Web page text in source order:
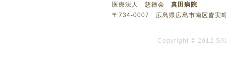
医療法人 慈徳会 真田病院
〒734-0007 広島県広島市南区皆
Copyright © 2012